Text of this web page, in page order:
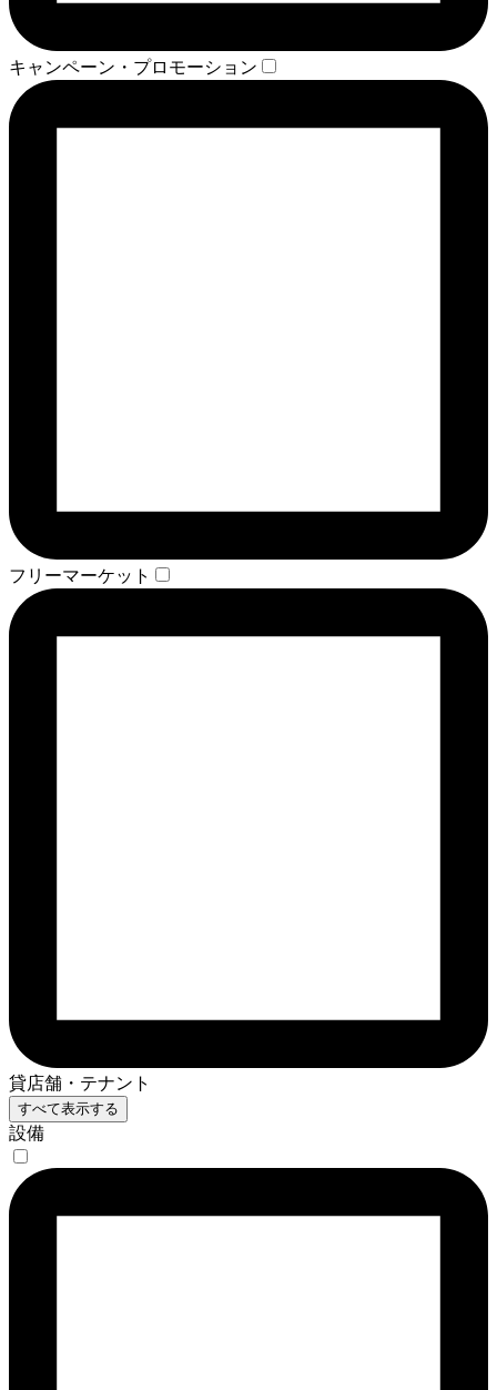
キャンペーン・プロモーション
フリーマーケット
貸店舗・テナント
すべて表示する
設備